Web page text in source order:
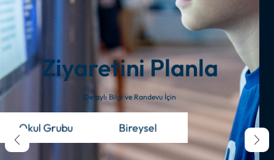
Ziyaretini Planla
Detaylı Bilgi ve Randevu İçin
Okul Grubu Bireysel